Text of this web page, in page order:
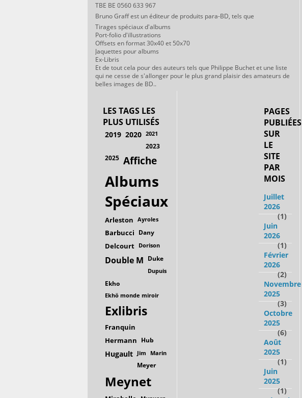
TBE BE 0560 633 967
Bruno Graff est un éditeur de produits para-BD, tels que
Tirages spéciaux d'albums
Port-folio d'illustrations
Offsets en format 30x40 et 50x70
Jaquettes pour albums
Ex-Libris
Et de tout cela pour des auteurs tels que Philippe Buchet et une liste
qui ne cesse de s'allonger pour le plus grand plaisir des amateurs de
belles images de BD..
LES TAGS LES
PLUS UTILISÉS
2019 2020 2021
2023
2025 Affiche
Albums
Spéciaux
Arleston Ayroles
Barbucci Dany
Delcourt Dorison
Double M Duke
Dupuis
Ekho
Ekhö monde miroir
Exlibris
Franquin
Hermann Hub
Hugault Jim Marin
Meyer
Meynet
PAGES
PUBLIÉES
SUR
LE
SITE
PAR
MOIS
Juillet
2026
(1)
Juin
2026
(1)
Février
2026
(2)
Novembre
2025
(3)
Octobre
2025
(6)
Août
2025
(1)
Juin
2025
(1)